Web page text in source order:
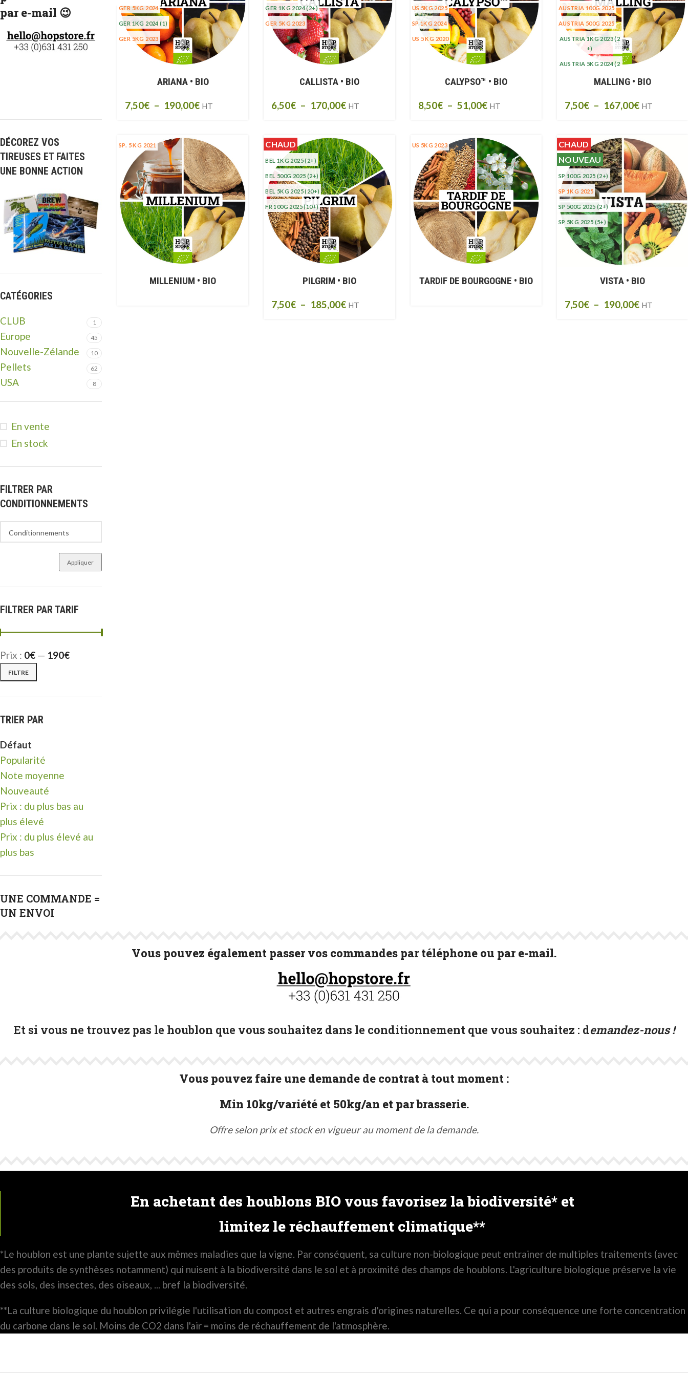
par e-mail 😉
DÉCOREZ VOS
TIREUSES ET FAITES
UNE BONNE ACTION
CATÉGORIES
CLUB 1
Europe 45
Nouvelle-Zélande 10
Pellets 62
USA 8
En vente
En stock
FILTRER PAR
CONDITIONNEMENTS
Appliquer
FILTRER PAR TARIF
FILTRE
Prix : 0€ — 190€
TRIER PAR
Défaut
Popularité
Note moyenne
Nouveauté
Prix ​​: du plus bas au
plus élevé
Prix ​​: du plus élevé au
plus bas
UNE COMMANDE =
UN ENVOI
GER 5KG 2024
GER 1KG 2024(1)
GER 5KG 2023
ARIANA • BIO
7,50€ – 190,00€ HT
GER 1KG 2024(2+)
GER 5KG 2023
CALLISTA • BIO
6,50€ – 170,00€ HT
US 5KG 2025
SP 1KG 2024
US 5 KG 2020
CALYPSO™ • BIO
8,50€ – 51,00€ HT
AUSTRIA 100G 2025
AUSTRIA 500G 2025
AUSTRIA 1KG 2023(2
+)
AUSTRIA 5KG 2024(2
MALLING • BIO
7,50€ – 167,00€ HT
SP. 5 KG 2021
MILLENIUM • BIO
CHAUD
BEL 1KG 2025(2+)
BEL 500G 2025 (2+)
BEL 5KG 2025(20+)
FR 100G 2025(10+)
PILGRIM • BIO
7,50€ – 185,00€ HT
US 5KG 2023
TARDIF DE BOURGOGNE • BIO
CHAUD
NOUVEAU
SP 100G 2025 (2+)
SP 1KG 2025
SP 500G 2025 (2+)
SP 5KG 2025 (5+)
VISTA • BIO
7,50€ – 190,00€ HT
Vous pouvez également passer vos commandes par téléphone ou par e-mail.
Et si vous ne trouvez pas le houblon que vous souhaitez dans le conditionnement que vous souhaitez : demandez-nous !
Vous pouvez faire une demande de contrat à tout moment :
Min 10kg/variété et 50kg/an et par brasserie.
Offre selon prix et stock en vigueur au moment de la demande.
En achetant des houblons BIO vous favorisez la biodiversité* et
limitez le réchauffement climatique**
*Le houblon est une plante sujette aux mêmes maladies que la vigne. Par conséquent, sa culture non-biologique peut entrainer de multiples traitements (avec
des produits de synthèses notamment) qui nuisent à la biodiversité dans le sol et à proximité des champs de houblons. L'agriculture biologique préserve la vie
des sols, des insectes, des oiseaux, ... bref la biodiversité.
**La culture biologique du houblon privilégie l'utilisation du compost et autres engrais d'origines naturelles. Ce qui a pour conséquence une forte concentration
du carbone dans le sol. Moins de CO2 dans l'air = moins de réchauffement de l'atmosphère.